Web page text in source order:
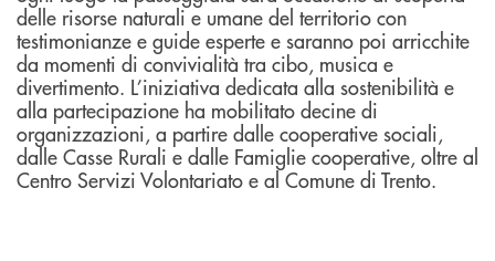
delle risorse naturali e umane del territorio con
testimonianze e guide esperte e saranno poi arricchite
da momenti di convivialità tra cibo, musica e
divertimento. L’iniziativa dedicata alla sostenibilità e
alla partecipazione ha mobilitato decine di
organizzazioni, a partire dalle cooperative sociali,
dalle Casse Rurali e dalle Famiglie cooperative, oltre al
Centro Servizi Volontariato e al Comune di Trento.